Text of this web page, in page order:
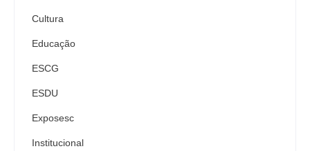
Cultura
Educação
ESCG
ESDU
Exposesc
Institucional